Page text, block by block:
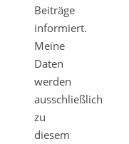
Beiträge
informiert.
Meine
Daten
werden
ausschließlich
zu
diesem